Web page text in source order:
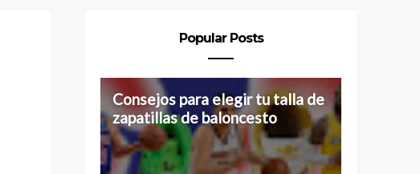
Popular Posts
Consejos para elegir tu talla de
zapatillas de baloncesto